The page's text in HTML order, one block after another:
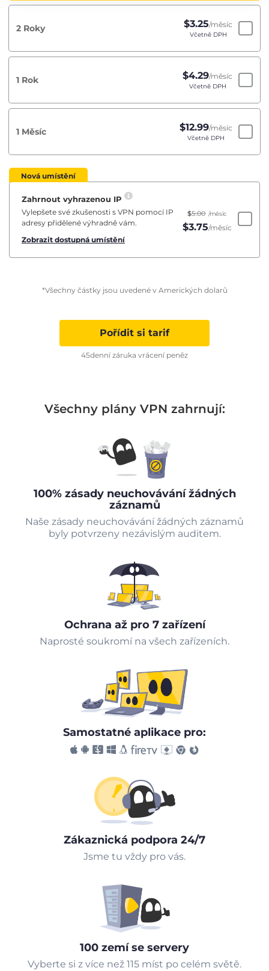
2 Roky $3.25/měsíc
Včetně DPH
1 Rok $4.29/měsíc
Včetně DPH
1 Měsíc $12.99/měsíc
Včetně DPH
Nová umístění
Zahrnout vyhrazenou IP
Vylepšete své zkušenosti s VPN pomocí IP
adresy přidělené výhradně vám.
Zobrazit dostupná umístění
$5.00 /měsíc
$3.75/měsíc
*Všechny částky jsou uvedené v Amerických dolarů
Pořídit si tarif
45denní záruka vrácení peněz
Všechny plány VPN zahrnují:
100% zásady neuchovávání žádných
záznamů
Naše zásady neuchovávání žádných záznamů
byly potvrzeny nezávislým auditem.
Ochrana až pro 7 zařízení
Naprosté soukromí na všech zařízeních.
Samostatné aplikace pro:
Zákaznická podpora 24/7
Jsme tu vždy pro vás.
100 zemí se servery
Vyberte si z více než 115 míst po celém světě.